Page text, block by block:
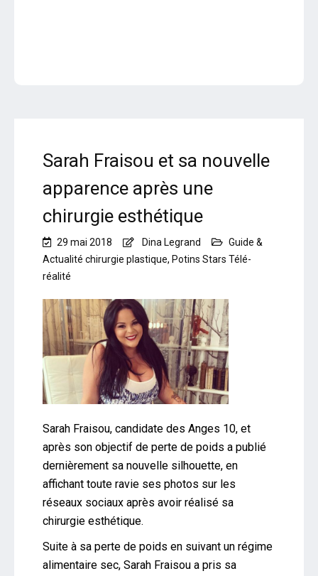
Sarah Fraisou et sa nouvelle
apparence après une
chirurgie esthétique
29 mai 2018 Dina Legrand
Guide &
Actualité chirurgie plastique, Potins Stars Télé-
réalité
Sarah Fraisou, candidate des Anges 10, et
après son objectif de perte de poids a publié
dernièrement sa nouvelle silhouette, en
affichant toute ravie ses photos sur les
réseaux sociaux après avoir réalisé sa
chirurgie esthétique.
Suite à sa perte de poids en suivant un régime
alimentaire sec, Sarah Fraisou a pris sa